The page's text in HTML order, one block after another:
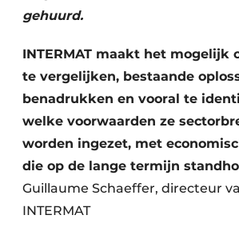
gehuurd.
INTERMAT maakt het mogelijk
te vergelijken, bestaande
benadrukken en vooral te
welke voorwaarden ze
worden ingezet, met
die op de lange termijn
Guillaume Schaeffer, directeur
INTERMAT